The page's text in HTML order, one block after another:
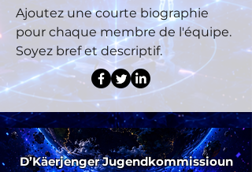
Ajoutez une courte biographie
pour chaque membre de l'équipe.
Soyez bref et descriptif.
D’Käerjenger Jugendkommissioun